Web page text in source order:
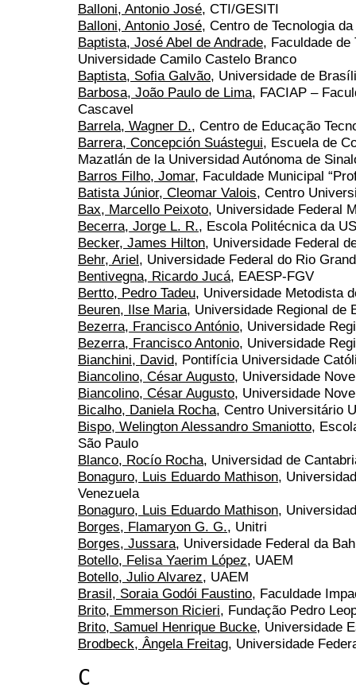
Balloni, Antonio José, CTI/GESITI
Balloni, Antonio José, Centro de Tecnologia
Baptista, José Abel de Andrade, Faculdade de
Universidade Camilo Castelo Branco
Baptista, Sofia Galvão, Universidade de
Barbosa, João Paulo de Lima, FACIAP –
Cascavel
Barrela, Wagner D., Centro de Educação
Barrera, Concepción Suástegui, Escuela de
Mazatlán de la Universidad Autónoma de
Barros Filho, Jomar, Faculdade Municipal
Batista Júnior, Cleomar Valois, Centro
Bax, Marcello Peixoto, Universidade Federal
Becerra, Jorge L. R., Escola Politécnica da
Becker, James Hilton, Universidade Federal
Behr, Ariel, Universidade Federal do Rio
Bentivegna, Ricardo Jucá, EAESP-FGV
Bertto, Pedro Tadeu, Universidade Metodista
Beuren, Ilse Maria, Universidade Regional de
Bezerra, Francisco António, Universidade
Bezerra, Francisco Antonio, Universidade
Bianchini, David, Pontifícia Universidade
Biancolino, César Augusto, Universidade
Biancolino, César Augusto, Universidade
Bicalho, Daniela Rocha, Centro Universitário
Bispo, Welington Alessandro Smaniotto,
São Paulo
Blanco, Rocío Rocha, Universidad de
Bonaguro, Luis Eduardo Mathison,
Venezuela
Bonaguro, Luis Eduardo Mathison,
Borges, Flamaryon G. G., Unitri
Borges, Jussara, Universidade Federal da
Botello, Felisa Yaerim López, UAEM
Botello, Julio Alvarez, UAEM
Brasil, Soraia Godói Faustino, Faculdade
Brito, Emmerson Ricieri, Fundação Pedro
Brito, Samuel Henrique Bucke, Universidade
Brodbeck, Ângela Freitag, Universidade
C